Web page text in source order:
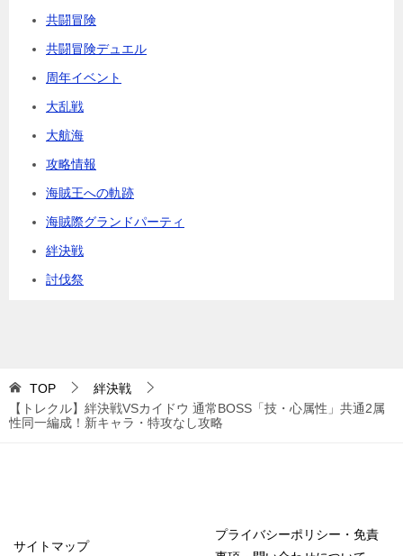
共闘冒険
共闘冒険デュエル
周年イベント
大乱戦
大航海
攻略情報
海賊王への軌跡
海賊際グランドパーティ
絆決戦
討伐祭
TOP
絆決戦
【トレクル】絆決戦VSカイドウ 通常BOSS「技・心属性」共通2属
性同一編成！新キャラ・特攻なし攻略
サイトマップ
プライバシーポリシー・免責